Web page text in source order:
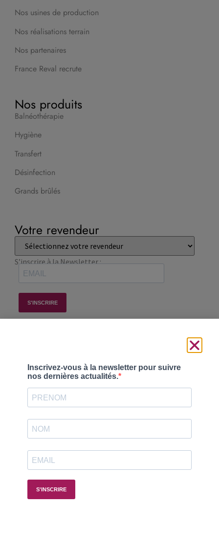
Nos usines de production
Nos réalisations terrain
Nos partenaires
France Reval recrute
Nos produits
Balnéothérapie
Hygiène
Transfert
Désinfection
Grands brûlés
Votre revendeur
S’inscrire à la Newsletter :